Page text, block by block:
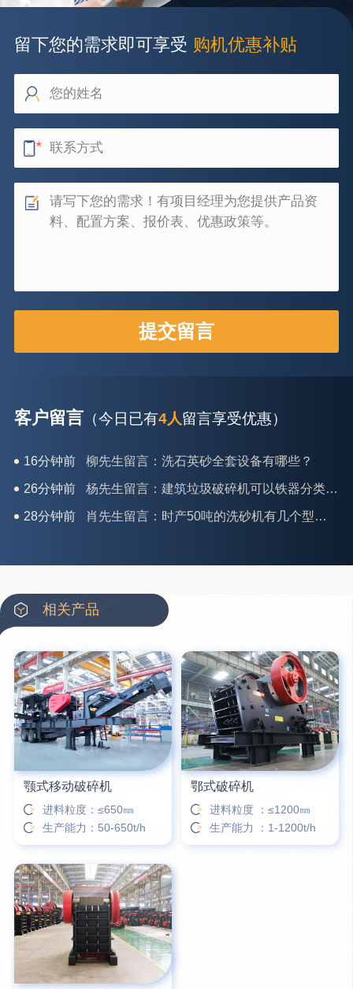
留下您的需求即可享受 购机优惠补贴
客户留言 （今日已有4人留言享受优惠）
16分钟前 柳先生留言：洗石英砂全套设备有哪些？
26分钟前 杨先生留言：建筑垃圾破碎机可以铁器分类吗？
28分钟前 肖先生留言：时产50吨的洗砂机有几个型号？
35分钟前 龚先生留言：处理河石、花岗岩的500*750颚破机什么价位？
39分钟前 翟先生留言：石头碎沙设备和洗砂设备有吗？
42分钟前 蒋先生留言：硬岩颚式破碎机带不带电机？
6分钟前 姚女士留言：这款破碎机一小时产能多大？是用电的还是燃油的？
12分钟前 宋先生留言：50吨左右的制砂机大概什么价位？
相关产品
颚式移动破碎机
进料粒度：≤650㎜
生产能力：50-650t/h
鄂式破碎机
进料粒度 ：≤1200㎜
生产能力 ：1-1200t/h